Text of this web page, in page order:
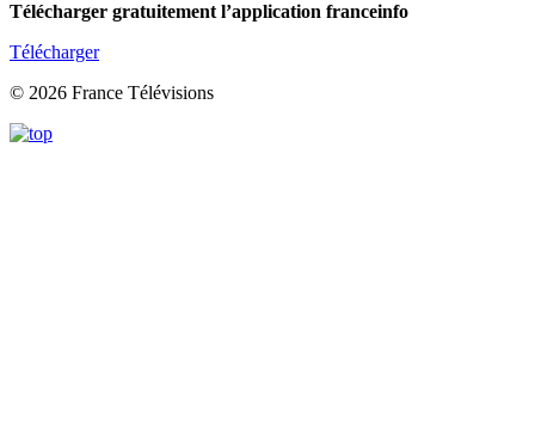
Télécharger gratuitement l’application franceinfo
Télécharger
© 2026 France Télévisions